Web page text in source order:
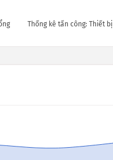
Thống kê tấn công: Thiết bị